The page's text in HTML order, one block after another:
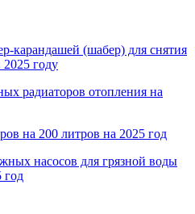
карандашей (шабер) для снятия
2025 году
радиаторов отопления на
на 200 литров на 2025 год
насосов для грязной воды
год